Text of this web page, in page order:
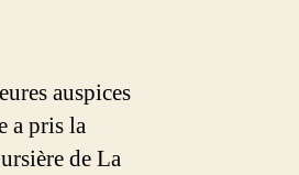
auspices
a pris la
de La